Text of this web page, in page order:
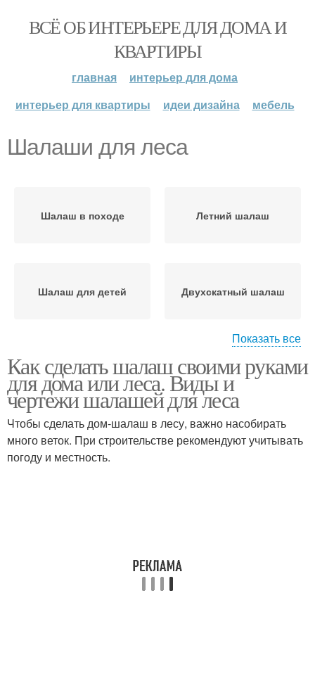
ВСЁ ОБ ИНТЕРЬЕРЕ ДЛЯ ДОМА И
КВАРТИРЫ
главная
интерьер для дома
интерьер для квартиры
идеи дизайна мебель
Шалаши для леса
Шалаш в походе Летний шалаш
Шалаш для детей Двухскатный шалаш
Шалаши для детей Шалаш из обруча
Шалаш из веток
Показать все
Как сделать шалаш своими руками
для дома или леса. Виды и
чертежи шалашей для леса
Чтобы сделать дом-шалаш в лесу, важно насобирать
много веток. При строительстве рекомендуют учитывать
погоду и местность.